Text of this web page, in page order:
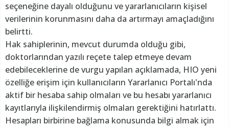
seçeneğine dayalı olduğunu ve yararlanıcıların kişisel
verilerinin korunmasını daha da artırmayı amaçladığını
belirtti.
Hak sahiplerinin, mevcut durumda olduğu gibi,
doktorlarından yazılı reçete talep etmeye devam
edebileceklerine de vurgu yapılan açıklamada, HIO yeni
özelliğe erişim için kullanıcıların Yararlanıcı Portalı'nda
aktif bir hesaba sahip olmaları ve bu hesabı yararlanıcı
kayıtlarıyla ilişkilendirmiş olmaları gerektiğini hatırlattı.
Hesapları birbirine bağlama konusunda bilgi almak için